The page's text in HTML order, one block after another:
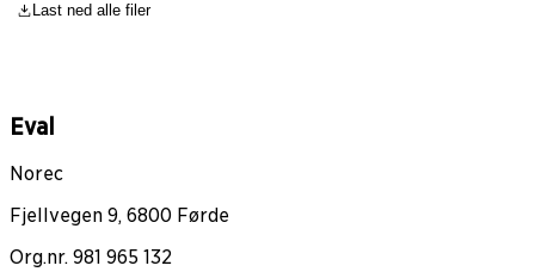
Last ned alle filer
Eval
Norec
Fjellvegen 9, 6800 Førde
Org.nr. 981 965 132